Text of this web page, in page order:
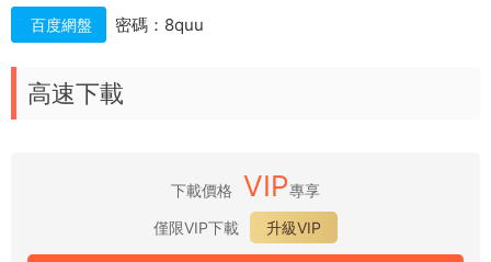
百度網盤 密碼：8quu
高速下載
下載價格 VIP專享
僅限VIP下載
升級VIP